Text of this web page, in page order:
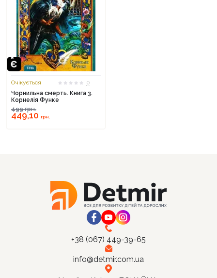
Очікується
0
Чорнильна смерть. Книга 3.
Корнелія Функе
499грн.
449,10 грн.
+38 (067) 449-39-65
info@detmir.com.ua